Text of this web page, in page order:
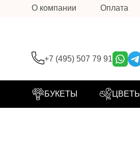
О компании Оплата
+7 (495) 507 79 91
БУКЕТЫ ЦВЕТЫ